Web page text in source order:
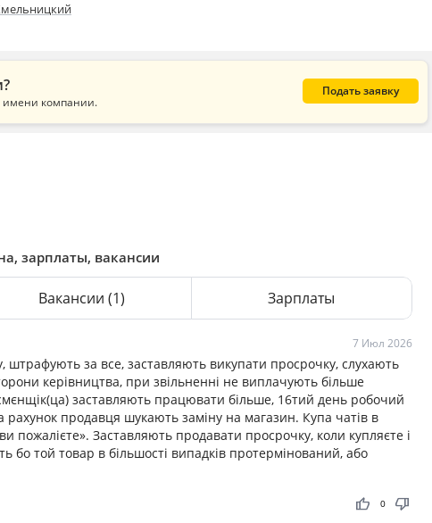
имени компании.
Подать заявку
зарплаты, вакансии
Вакансии (1) Зарплаты
7 Июл 2026
за все, заставляють викупати просрочку, слухають
керівництва, при звільненні не виплачують більше
заставляють працювати більше, 16тий день робочий
рахунок продавця шукають заміну на магазин. Купа чатів в
пожалієте». Заставляють продавати просрочку, коли купляєте і
бо той товар в більшості випадків протермінований, або
thumb_up thumb_down
0